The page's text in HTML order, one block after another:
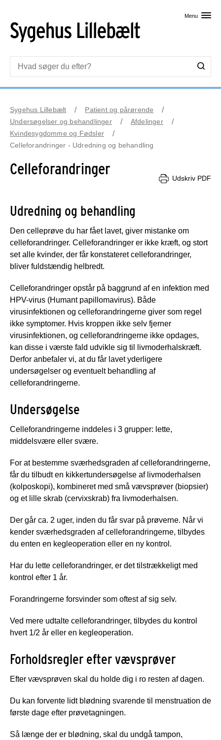
Menu
Sygehus Lillebælt
Patient og pårørende
Undersøgelser og behandlinger
Afdelinger
Kvindesygdomme og Fødsler
Celleforandringer - Udredning og behandling
Celleforandringer
Udskriv PDF
Udredning og behandling
Den celleprøve du har fået lavet, giver mistanke om
celleforandringer. Celleforandringer er ikke kræft, og stort
set alle kvinder, der får konstateret celleforandringer,
bliver fuldstændig helbredt.
Celleforandringer opstår på baggrund af en infektion med
HPV-virus (Humant papillomavirus). Både
virusinfektionen og celleforandringerne giver som regel
ikke symptomer. Hvis kroppen ikke selv fjerner
virusinfektionen, og celleforandringerne ikke opdages,
kan disse i værste fald udvikle sig til livmoderhalskræft.
Derfor anbefaler vi, at du får lavet yderligere
undersøgelser og eventuelt behandling af
celleforandringerne.
Undersøgelse
Celleforandringerne inddeles i 3 grupper: lette,
middelsvære eller svære.
For at bestemme sværhedsgraden af celleforandringerne,
får du tilbudt en kikkertundersøgelse af livmoderhalsen
(kolposkopi), kombineret med små vævsprøver (biopsier)
og et lille skrab (cervixskrab) fra livmoderhalsen.
Der går ca. 2 uger, inden du får svar på prøverne. Når vi
kender sværhedsgraden af celleforandringerne, tilbydes
du enten en kegleoperation eller en ny kontrol.
Har du lette celleforandringer, er det tilstrækkeligt med
kontrol efter 1 år.
Forandringerne forsvinder som oftest af sig selv.
Ved mere udtalte celleforandringer, tilbydes du kontrol
hvert 1/2 år eller en kegleoperation.
Forholdsregler efter vævsprøver
Efter vævsprøven skal du holde dig i ro resten af dagen.
Du kan forvente lidt blødning svarende til menstruation de
første dage efter prøvetagningen.
Så længe der er blødning, skal du undgå tampon,